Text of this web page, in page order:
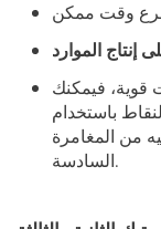
إنتاج الموارد
فيمكنك
باستخدام
من المغامرة
السادسة.